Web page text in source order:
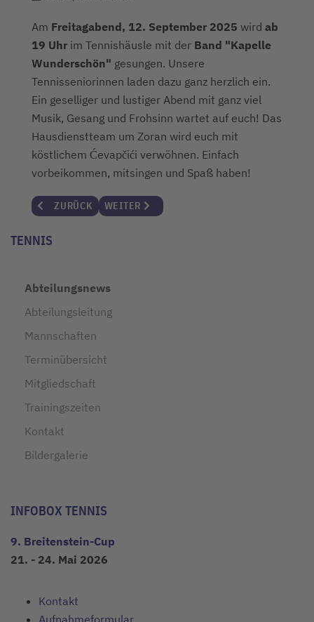
Am Freitagabend, 12. September 2025 wird ab
19 Uhr im Tennishäusle mit der Band "Kapelle
Wunderschön" gesungen. Unsere
Tennisseniorinnen laden dazu ganz herzlich ein.
Ein geselliger und lustiger Abend mit ganz viel
Musik, Gesang und Frohsinn wartet auf euch! Das
Hausdienstteam um Zoran wird euch mit
köstlichem Ćevapčići verwöhnen. Einfach
vorbeikommen, mitsingen und Spaß haben!
VORHERIGER BEITRAG: FINALWOCHENENDE DER
ZURÜCK NÄCHSTER BEITRAG:
WEITER
TENNIS
Abteilungsnews
Abteilungsleitung
Mannschaften
Terminübersicht
Mitgliedschaft
Trainingszeiten
Kontakt
Bildergalerie
INFOBOX TENNIS
9. Breitenstein-Cup
21. - 24. Mai 2026
Kontakt
Aufnahmeformular